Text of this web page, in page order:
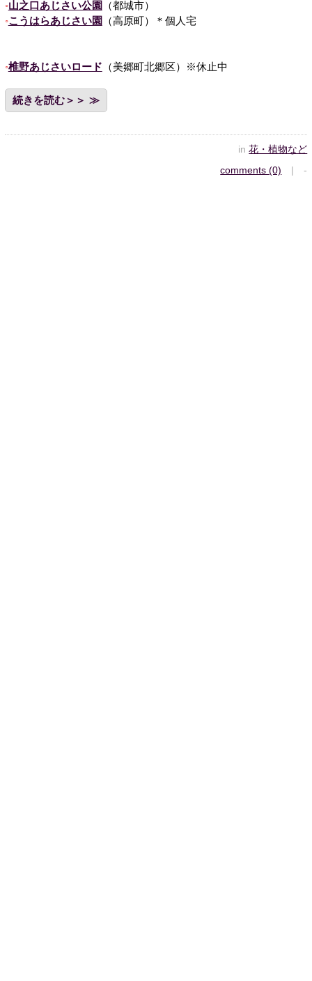
山之口あじさい公園
（都城市）
こうはらあじさい園
（高原町）＊個人宅
椎野あじさいロード （美郷町北郷区）※休止中
続きを読む＞＞
in花・植物など
comments (0) | -